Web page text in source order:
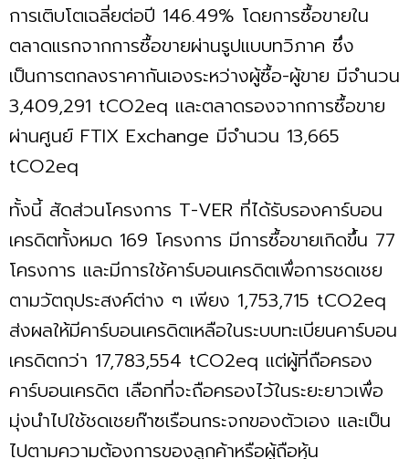
การเติบโตเฉลี่ยต่อปี 146.49% โดยการซื้อขายใน
ตลาดแรกจากการซื้อขายผ่านรูปแบบทวิภาค ซึ่ง
เป็นการตกลงราคากันเองระหว่างผู้ซื้อ-ผู้ขาย มีจำนวน
3,409,291 tCO2eq และตลาดรองจากการซื้อขาย
ผ่านศูนย์ FTIX Exchange มีจำนวน 13,665
tCO2eq
ทั้งนี้ สัดส่วนโครงการ T-VER ที่ได้รับรองคาร์บอน
เครดิตทั้งหมด 169 โครงการ มีการซื้อขายเกิดขึ้น 77
โครงการ และมีการใช้คาร์บอนเครดิตเพื่อการชดเชย
ตามวัตถุประสงค์ต่าง ๆ เพียง 1,753,715 tCO2eq
ส่งผลให้มีคาร์บอนเครดิตเหลือในระบบทะเบียนคาร์บอน
เครดิตกว่า 17,783,554 tCO2eq แต่ผู้ที่ถือครอง
คาร์บอนเครดิต เลือกที่จะถือครองไว้ในระยะยาวเพื่อ
มุ่งนำไปใช้ชดเชยก๊าซเรือนกระจกของตัวเอง และเป็น
ไปตามความต้องการของลูกค้าหรือผู้ถือหุ้น